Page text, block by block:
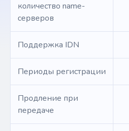
количество name-
серверов
Поддержка IDN
Периоды регистрации
Продление при
передаче